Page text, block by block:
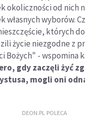
okoliczności od nich
własnych wyborów.
których
życie niezgodne z
Bożych" - wspomina
gdy zaczęli żyć
mogli oni
DEON.PL POLECA